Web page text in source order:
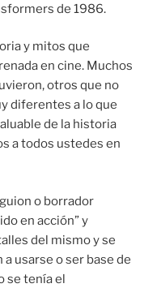
de 1986.
y mitos que
en cine. Muchos
otros que no
diferentes a lo que
de la historia
a todos ustedes en
o borrador
en acción” y
del mismo y se
usarse o ser base de
se tenía el